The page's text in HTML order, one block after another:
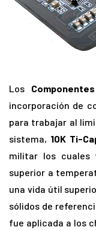
Los
incorporación de
para trabajar al
sistema, 10K Ti-
militar los cuales
superior a
una vida útil
sólidos de
fue aplicada a los